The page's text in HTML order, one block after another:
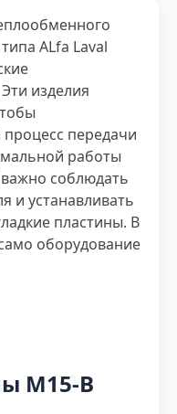
ALfa Laval
изделия
передачи
работы
соблюдать
и устанавливать
пластины. В
оборудование
M15-B